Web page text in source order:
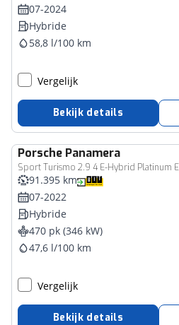
07-2024
Hybride
58,8 l/100 km
Vergelijk
Bekijk details
Porsche Panamera
Sport Turismo 2.9 4 E-Hybrid Platinum
91.395 km
07-2022
Hybride
470 pk (346 kW)
47,6 l/100 km
Vergelijk
Bekijk details